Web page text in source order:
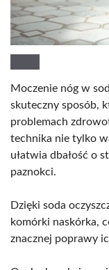
Moczenie nóg w
skuteczny sposób,
problemach
technika nie tylko
ułatwia dbałość o
paznokci.
Dzięki soda
komórki naskórka,
znacznej poprawy